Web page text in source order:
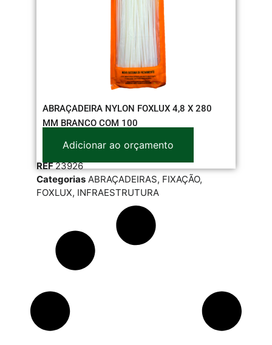
ABRAÇADEIRA NYLON FOXLUX 4,8 X 280
MM BRANCO COM 100
Adicionar ao orçamento
REF23926
Categorias ABRAÇADEIRAS, FIXAÇÃO,
FOXLUX, INFRAESTRUTURA